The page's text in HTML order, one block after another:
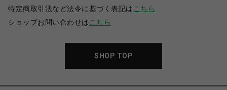
特定商取引法など法令に基づく表記は こちら
ショップお問い合わせは こちら
SHOP TOP